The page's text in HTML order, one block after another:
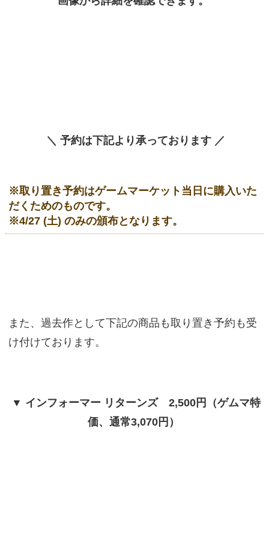
＼ 予約は下記より承っております ／
※取り置き予約はゲームマーケット当日に購入いた
だくためのものです。
※4/27 (土) のみの頒布となります。
また、過去作として下記の商品も取り置き予約も受
け付けております。
▼ インフォーマー リターンズ 2,500円（ゲムマ特
価、通常3,070円）